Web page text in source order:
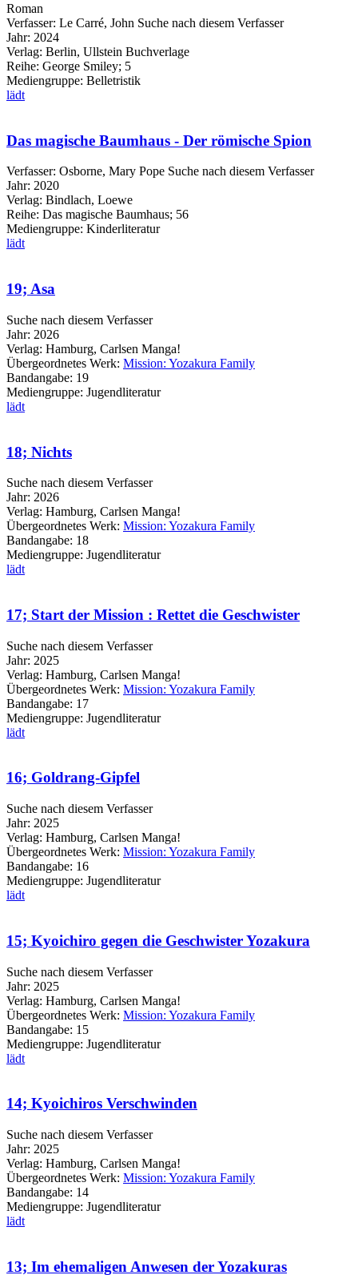
Roman
Verfasser: Le Carré, John Suche nach diesem Verfasser
Jahr: 2024
Verlag: Berlin, Ullstein Buchverlage
Reihe: George Smiley; 5
Mediengruppe: Belletristik
lädt
Das magische Baumhaus - Der römische Spion
Verfasser: Osborne, Mary Pope Suche nach diesem Verfasser
Jahr: 2020
Verlag: Bindlach, Loewe
Reihe: Das magische Baumhaus; 56
Mediengruppe: Kinderliteratur
lädt
19; Asa
Suche nach diesem Verfasser
Jahr: 2026
Verlag: Hamburg, Carlsen Manga!
Übergeordnetes Werk: Mission: Yozakura Family
Bandangabe: 19
Mediengruppe: Jugendliteratur
lädt
18; Nichts
Suche nach diesem Verfasser
Jahr: 2026
Verlag: Hamburg, Carlsen Manga!
Übergeordnetes Werk: Mission: Yozakura Family
Bandangabe: 18
Mediengruppe: Jugendliteratur
lädt
17; Start der Mission : Rettet die Geschwister
Suche nach diesem Verfasser
Jahr: 2025
Verlag: Hamburg, Carlsen Manga!
Übergeordnetes Werk: Mission: Yozakura Family
Bandangabe: 17
Mediengruppe: Jugendliteratur
lädt
16; Goldrang-Gipfel
Suche nach diesem Verfasser
Jahr: 2025
Verlag: Hamburg, Carlsen Manga!
Übergeordnetes Werk: Mission: Yozakura Family
Bandangabe: 16
Mediengruppe: Jugendliteratur
lädt
15; Kyoichiro gegen die Geschwister Yozakura
Suche nach diesem Verfasser
Jahr: 2025
Verlag: Hamburg, Carlsen Manga!
Übergeordnetes Werk: Mission: Yozakura Family
Bandangabe: 15
Mediengruppe: Jugendliteratur
lädt
14; Kyoichiros Verschwinden
Suche nach diesem Verfasser
Jahr: 2025
Verlag: Hamburg, Carlsen Manga!
Übergeordnetes Werk: Mission: Yozakura Family
Bandangabe: 14
Mediengruppe: Jugendliteratur
lädt
13; Im ehemaligen Anwesen der Yozakuras